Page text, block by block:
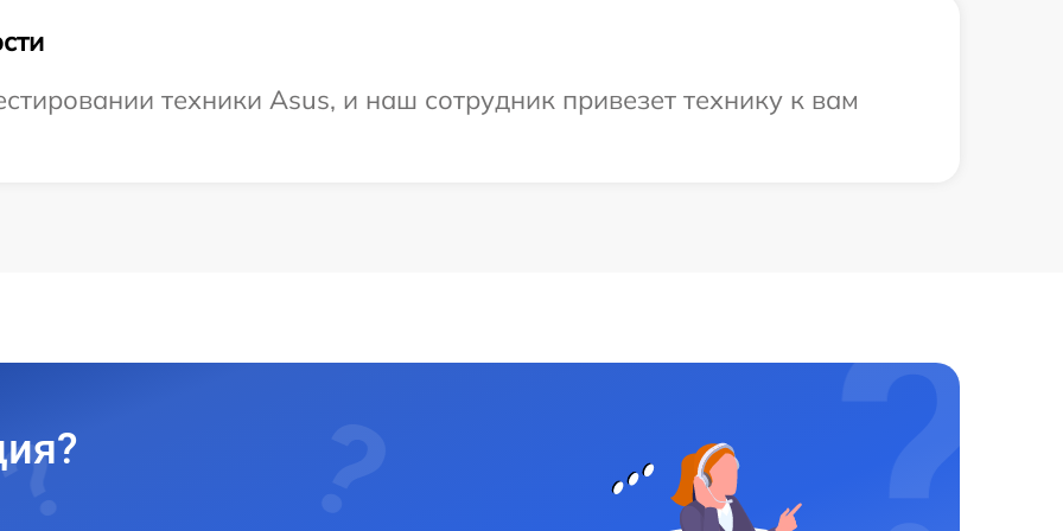
техники Asus, и наш сотрудник привезет технику к вам